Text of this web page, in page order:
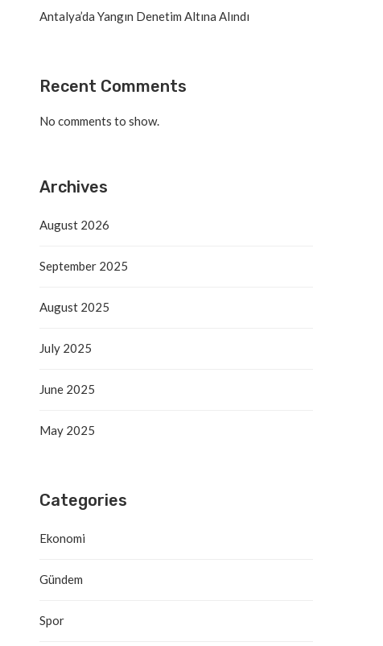
Antalya’da Yangın Denetim Altına Alındı
Recent Comments
No comments to show.
Archives
August 2026
September 2025
August 2025
July 2025
June 2025
May 2025
Categories
Ekonomi
Gündem
Spor